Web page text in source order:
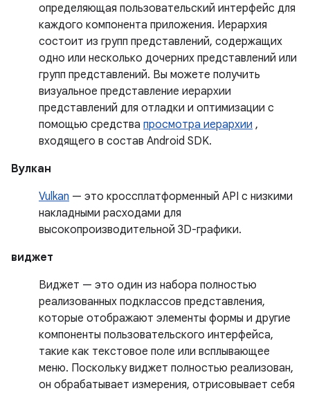
определяющая пользовательский интерфейс для
каждого компонента приложения. Иерархия
состоит из групп представлений, содержащих
одно или несколько дочерних представлений или
групп представлений. Вы можете получить
визуальное представление иерархии
представлений для отладки и оптимизации с
помощью средства просмотра иерархии ,
входящего в состав Android SDK.
Вулкан
Vulkan — это кроссплатформенный API с низкими
накладными расходами для
высокопроизводительной 3D-графики.
виджет
Виджет — это один из набора полностью
реализованных подклассов представления,
которые отображают элементы формы и другие
компоненты пользовательского интерфейса,
такие как текстовое поле или всплывающее
меню. Поскольку виджет полностью реализован,
он обрабатывает измерения, отрисовывает себя